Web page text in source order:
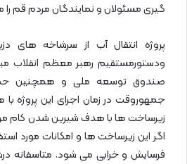
گیری مسئولان و نمایندگان مردم قم را
پروژه انتقال آب از سرشاخه های
ودستورمستقیم رهبر معظم انقلاب
صندوق توسعه ملی و همچنین
جمهوروقت در زمان اجرای این پروژه با
زیرساخت ها با هدف شیرین شدن کام
اگر این زیرساخت ها و امکانات مورد
فرسایش و خرابی می شود. متاسفانه